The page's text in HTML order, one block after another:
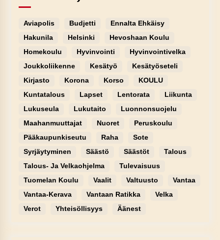
Aviapolis Budjetti
Ennalta Ehkäisy
Hakunila
Helsinki
Hevoshaan Koulu
Homekoulu
Hyvinvointi
Hyvinvointivelka
Joukkoliikenne
Kesätyö
Kesätyöseteli
Kirjasto
Korona Korso
KOULU
Kuntatalous
Lapset Lentorata
Liikunta
Lukuseula
Lukutaito
Luonnonsuojelu
Maahanmuuttajat
Nuoret
Peruskoulu
Pääkaupunkiseutu
Raha
Sote
Syrjäytyminen
Säästö Säästöt
Talous
Talous- Ja Velkaohjelma
Tulevaisuus
Tuomelan Koulu
Vaalit Valtuusto
Vantaa
Vantaa-Kerava
Vantaan Ratikka
Velka
Verot
Yhteisöllisyys Äänest